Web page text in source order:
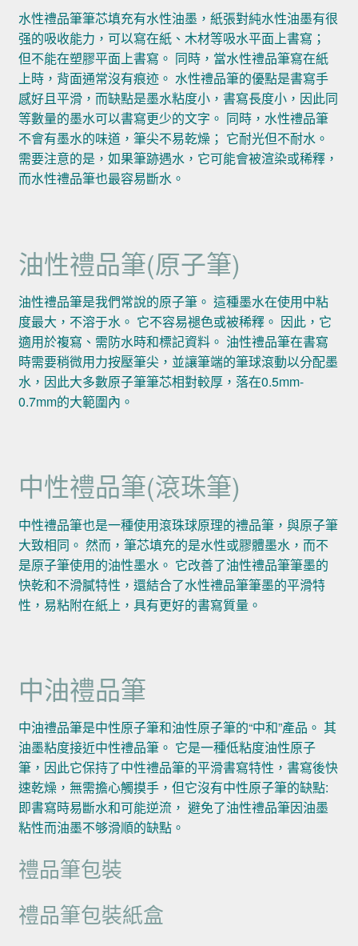
水性禮品筆筆芯填充有水性油墨，紙張對純水性油墨有很
强的吸收能力，可以寫在紙、木材等吸水平面上書寫；
但不能在塑膠平面上書寫。 同時，當水性禮品筆寫在紙
上時，背面通常沒有痕迹。 水性禮品筆的優點是書寫手
感好且平滑，而缺點是墨水粘度小，書寫長度小，因此同
等數量的墨水可以書寫更少的文字。 同時，水性禮品筆
不會有墨水的味道，筆尖不易乾燥； 它耐光但不耐水。
需要注意的是，如果筆跡遇水，它可能會被渲染或稀釋，
而水性禮品筆也最容易斷水。
油性禮品筆(原子筆)
油性禮品筆是我們常說的原子筆。 這種墨水在使用中粘
度最大，不溶于水。 它不容易褪色或被稀釋。 因此，它
適用於複寫、需防水時和標記資料。 油性禮品筆在書寫
時需要稍微用力按壓筆尖，並讓筆端的筆球滾動以分配墨
水，因此大多數原子筆筆芯相對較厚，落在0.5mm-
0.7mm的大範圍內。
中性禮品筆(滾珠筆)
中性禮品筆也是一種使用滾珠球原理的禮品筆，與原子筆
大致相同。 然而，筆芯填充的是水性或膠體墨水，而不
是原子筆使用的油性墨水。 它改善了油性禮品筆筆墨的
快乾和不滑膩特性，還結合了水性禮品筆筆墨的平滑特
性，易粘附在紙上，具有更好的書寫質量。
中油禮品筆
中油禮品筆是中性原子筆和油性原子筆的“中和”產品。 其
油墨粘度接近中性禮品筆。 它是一種低粘度油性原子
筆，因此它保持了中性禮品筆的平滑書寫特性，書寫後快
速乾燥，無需擔心觸摸手，但它沒有中性原子筆的缺點:
即書寫時易斷水和可能逆流， 避免了油性禮品筆因油墨
粘性而油墨不够滑順的缺點。
禮品筆包裝
禮品筆包裝紙盒